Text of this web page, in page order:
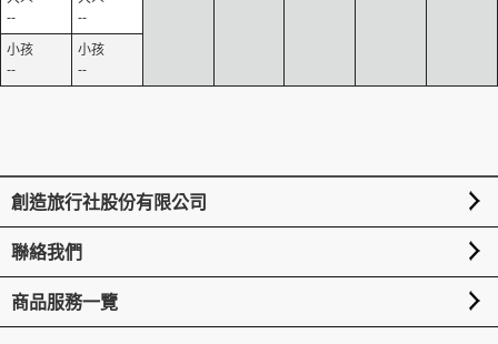
--
--
--
--
創造旅行社股份有限公司
聯絡我們
商品服務一覽